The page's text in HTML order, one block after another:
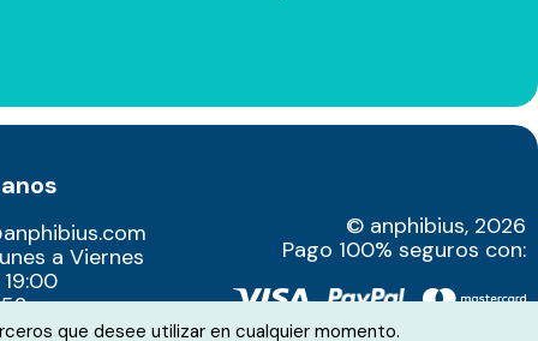
a Viernes
© anphibius, 2026
Pago 100% seguros con:
que desee utilizar en cualquier momento.